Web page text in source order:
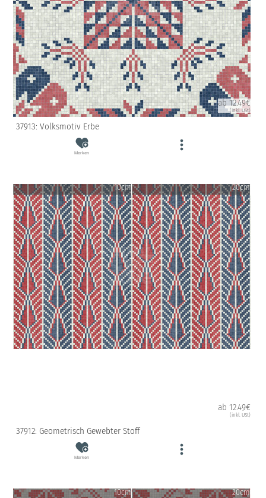
ab 12.49€
(inkl. USt)
37913: Volksmotiv Erbe
Merken
10cm 20cm
ab 12.49€
(inkl. USt)
37912: Geometrisch Gewebter Stoff
Merken
10cm 20cm